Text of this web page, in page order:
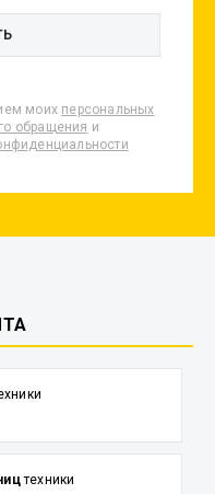
моих персональных
обращения и
техники